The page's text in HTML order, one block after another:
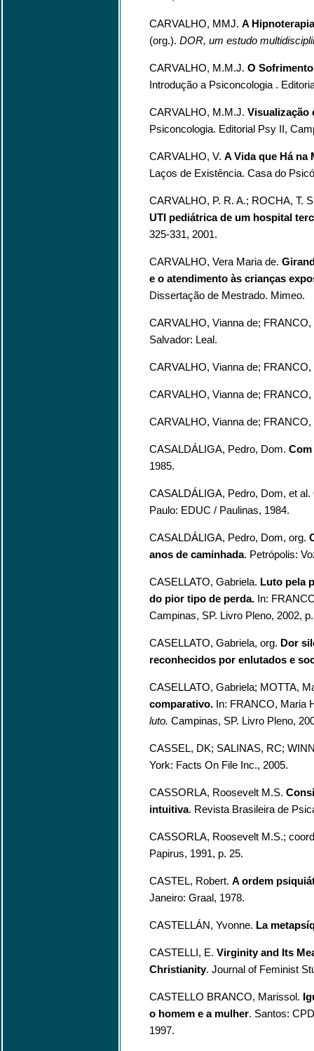
CARVALHO, MMJ. A
(org.). DOR, um estudo
CARVALHO, M.M.J. O
Introdução a Psiconcologia .
CARVALHO, M.M.J. Visualização
Psiconcologia. Editorial Psy II,
CARVALHO, V. A Vida que Há na
Laços de Existência. Casa do
CARVALHO, P. R. A.; ROCHA, T.
UTI pediátrica de um hospital
325-331, 2001.
CARVALHO, Vera Maria de.
e o atendimento às crianças
Dissertação de Mestrado. Mimeo.
CARVALHO, Vianna de;
Salvador: Leal.
CARVALHO, Vianna de;
CARVALHO, Vianna de;
CARVALHO, Vianna de;
CASALDÁLIGA, Pedro, Dom.
1985.
CASALDÁLIGA, Pedro, Dom, et al.
Paulo: EDUC / Paulinas, 1984.
CASALDÁLIGA, Pedro, Dom, org.
anos de caminhada. Petrópolis:
CASELLATO, Gabriela. Luto pela
do pior tipo de perda. In:
Campinas, SP. Livro Pleno, 2002,
CASELLATO, Gabriela, org. Dor
reconhecidos por enlutados e
CASELLATO, Gabriela; MOTTA,
comparativo. In: FRANCO, Maria
luto. Campinas, SP. Livro Pleno,
CASSEL, DK; SALINAS, RC;
York: Facts On File Inc., 2005.
CASSORLA, Roosevelt M.S.
intuitiva. Revista Brasileira de
CASSORLA, Roosevelt M.S.;
Papirus, 1991, p. 25.
CASTEL, Robert. A ordem
Janeiro: Graal, 1978.
CASTELLÁN, Yvonne. La
CASTELLI, E. Virginity and Its
Christianity. Journal of Feminist
CASTELLO BRANCO, Marissol.
o homem e a mulher. Santos:
1997.